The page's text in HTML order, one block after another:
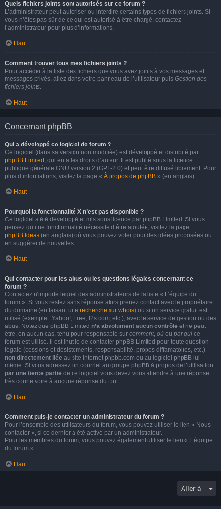
Quels fichiers joints sont autorisés sur ce forum ?
L’administrateur peut autoriser ou interdire certains types de fichiers joints. Si
vous n’êtes pas sûr de ce qui est autorisé à être chargé, contactez
l’administrateur pour plus d’informations.
Haut
Comment trouver tous mes fichiers joints ?
Pour accéder à la liste des fichiers que vous avez joints à vos messages et
messages privés, allez dans votre panneau de l’utilisateur puis Gestion des
fichiers joints.
Haut
Concernant phpBB
Qui a développé ce logiciel de forum ?
Ce logiciel (dans sa version non modifiée) est développé et distribué par
phpBB Limited , qui en a les droits d’auteur. Il est publié sous la licence
publique générale GNU version 2 (GPL-2.0) et peut être diffusé librement. Pour
plus d’informations, visitez la page « À propos de phpBB » (en anglais).
Haut
Pourquoi la fonctionnalité X n’est pas disponible ?
Ce logiciel a été développé et mis sous licence par phpBB Limited. Si vous
pensez qu’une fonctionnalité nécessite d’être ajoutée, visitez la page
phpBB Ideas (en anglais) où vous pouvez voter pour des idées proposées ou
en suggérer de nouvelles.
Haut
Qui contacter pour les abus ou les questions légales concernant ce
forum ?
Contactez n’importe lequel des administrateurs de la liste « L’équipe du
forum ». Si vous restez sans réponse alors prenez contact avec le propriétaire
du domaine (en faisant une recherche sur whois) ou si un service gratuit est
utilisé (exemple : Yahoo!, Free, f2s.com, etc.), avec le service de gestion ou des
abus. Notez que phpBB Limited n’a absolument aucun contrôle et ne peut
être, en aucun cas, tenu pour responsable sur comment, où ou par qui ce
forum est utilisé. Il est inutile de contacter phpBB Limited pour toute question
légale (cessions et désistements, responsabilité, propos diffamatoires, etc.)
non directement liée au site Internet phpbb.com ou au logiciel phpBB lui-
même. Si vous adressez un courriel au groupe phpBB à propos de l’utilisation
par une tierce partie de ce logiciel vous devez vous attendre à une réponse
très courte voire à aucune réponse du tout.
Haut
Comment puis-je contacter un administrateur du forum ?
Pour l’ensemble des utilisateurs du forum, vous pouvez utiliser le lien « Nous
contacter », si ce dernier a été activé par un administrateur.
Pour les membres du forum, vous pouvez également utiliser le lien « L’équipe
du forum ».
Haut
Aller à